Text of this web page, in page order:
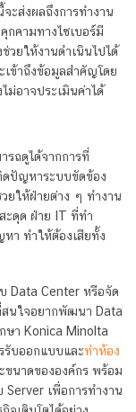
ะส่งผลถึงการทำงาน
กคามทางไซเบอร์มี
วยให้งานดำเนินไปได้
เข้าถึงข้อมูลสำคัญโดย
ม่อาจประเมินค่าได้
รถดูได้จากการที่
ดปัญหาระบบขัดข้อง
ยให้ฝ่ายต่าง ๆ ทำงาน
ะดุด ฝ่าย IT ที่ทำ
า ทำให้ต้องเสียทั้ง
Data Center หรือจัด
สนใจอยากพัฒนา Data
ษา Konica Minolta
รับออกแบบและทำห้อง
ขนาดขององค์กร พร้อม
เพื่อการทำงาน